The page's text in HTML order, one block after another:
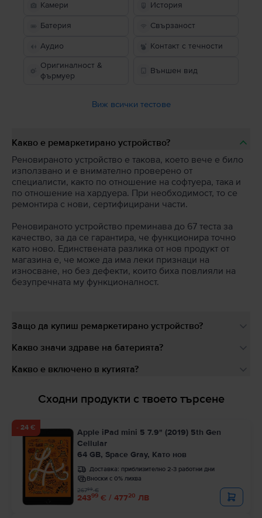
Камери История
Батерия Свързаност
Аудио
Контакт с течности
Оригиналност &
фърмуер
Външен вид
Виж всички тестове
Какво е ремаркетирано устройство?
Реновираното устройство е такова, което вече е било
използвано и е внимателно проверено от
специалисти, както по отношение на софтуера, така и
по отношение на хардуера. При необходимост, то се
ремонтира с нови, сертифицирани части.
Реновираното устройство преминава до 67 теста за
качество, за да се гарантира, че функционира точно
като ново. Единствената разлика от нов продукт от
магазина е, че може да има леки признаци на
износване, но без дефекти, които биха повлияли на
безупречната му функционалност.
Защо да купиш ремаркетирано устройство?
Какво значи здраве на батерията?
Какво е включено в кутията?
Сходни продукти с твоето търсене
- 24 €
Apple iPad mini 5 7.9" (2019) 5th Gen
Cellular
64 GB, Space Gray, Като нов
Доставка: приблизително 2-3 работни дни
Вноски с 0% лихва
24399 € / 47720 ЛВ
26799€